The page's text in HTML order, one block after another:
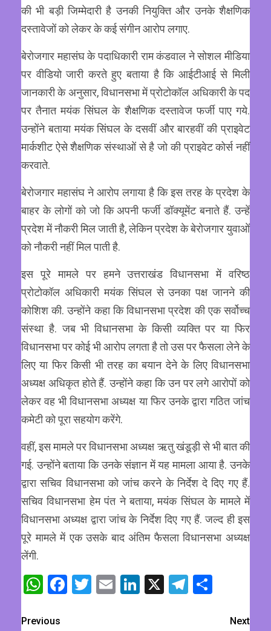
की भी बड़ी जिम्मेदारी है उनकी नियुक्ति और उनके शैक्षणिक
दस्तावेजों को लेकर के कई संगीन आरोप लगाए.
बेरोजगार महासंघ के पदाधिकारी राम कंडवाल ने सोशल मीडिया
पर वीडियो जारी करते हुए बताया है कि आईटीआई से मिली
जानकारी के अनुसार, विधानसभा में प्रोटोकॉल अधिकारी के पद
पर तैनात मयंक सिंघल के शैक्षणिक दस्तावेज फर्जी पाए गये.
उन्होंने बताया मयंक सिंघल के दसवीं और बारहवीं की प्राइवेट
मार्कशीट ऐसे शैक्षणिक संस्थाओं से है जो की प्राइवेट कोर्स नहीं
करवाते.
बेरोजगार महासंघ ने आरोप लगाया है कि इस तरह के प्रदेश के
बाहर के लोगों को जो कि अपनी फर्जी डॉक्यूमेंट बनाते हैं. उन्हें
प्रदेश में नौकरी मिल जाती है, लेकिन प्रदेश के बेरोजगार युवाओं
को नौकरी नहीं मिल पाती है.
इस पूरे मामले पर हमने उत्तराखंड विधानसभा में वरिष्ठ
प्रोटोकॉल अधिकारी मयंक सिंघल से उनका पक्ष जानने की
कोशिश की. उन्होंने कहा कि विधानसभा प्रदेश की एक सर्वोच्च
संस्था है. जब भी विधानसभा के किसी व्यक्ति पर या फिर
विधानसभा पर कोई भी आरोप लगता है तो उस पर फैसला लेने के
लिए या फिर किसी भी तरह का बयान देने के लिए विधानसभा
अध्यक्ष अधिकृत होते हैं. उन्होंने कहा कि उन पर लगे आरोपों को
लेकर वह भी विधानसभा अध्यक्ष या फिर उनके द्वारा गठित जांच
कमेटी को पूरा सहयोग करेंगे.
वहीं, इस मामले पर विधानसभा अध्यक्ष ऋतु खंडूड़ी से भी बात की
गई. उन्होंने बताया कि उनके संज्ञान में यह मामला आया है. उनके
द्वारा सचिव विधानसभा को जांच करने के निर्देश दे दिए गए हैं.
सचिव विधानसभा हेम पंत ने बताया, मयंक सिंघल के मामले में
विधानसभा अध्यक्ष द्वारा जांच के निर्देश दिए गए हैं. जल्द ही इस
पूरे मामले में एक उसके बाद अंतिम फैसला विधानसभा अध्यक्ष
लेंगी.
WhatsApp
Facebook
Twitter
EmailLinkedIn
X Telegram
Previous Next